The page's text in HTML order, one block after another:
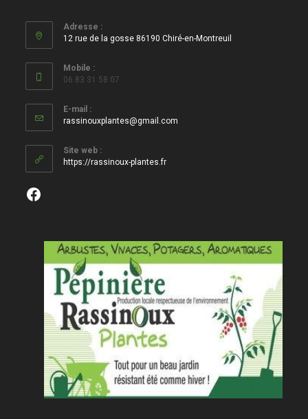
Adresse :
12 rue de la gosse 86190 Chiré-en-Montreuil
Mobile :
06 83 31 58 07
E-mail :
rassinouxplantes@gmail.com
Site web :
https://rassinoux-plantes.fr
Facebook